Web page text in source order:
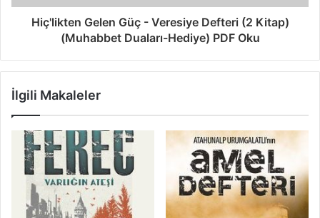
Hiç'likten Gelen Güç - Veresiye Defteri (2 Kitap)
(Muhabbet Duaları-Hediye) PDF Oku
İlgili Makaleler